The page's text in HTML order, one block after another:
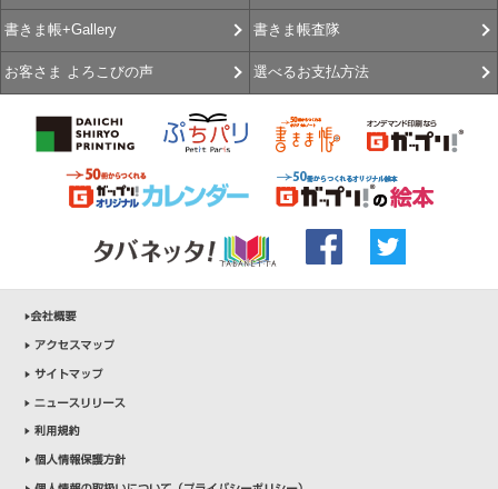
書きま帳+Gallery 書きま帳査隊
お客さま よろこびの声 選べるお支払方法